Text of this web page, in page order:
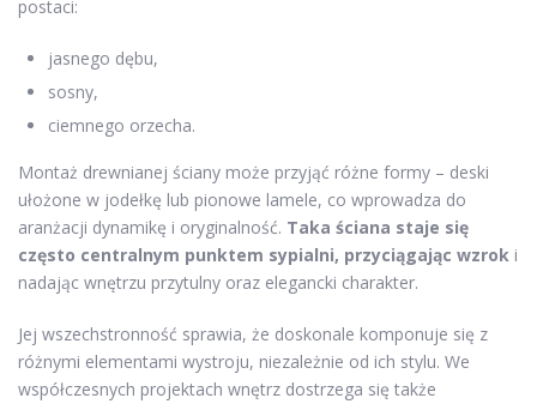
postaci:
jasnego dębu,
sosny,
ciemnego orzecha.
Montaż drewnianej ściany może przyjąć różne formy – deski
ułożone w jodełkę lub pionowe lamele, co wprowadza do
aranżacji dynamikę i oryginalność. Taka ściana staje się
często centralnym punktem sypialni, przyciągając wzrok i
nadając wnętrzu przytulny oraz elegancki charakter.
Jej wszechstronność sprawia, że doskonale komponuje się z
różnymi elementami wystroju, niezależnie od ich stylu. We
współczesnych projektach wnętrz dostrzega się także